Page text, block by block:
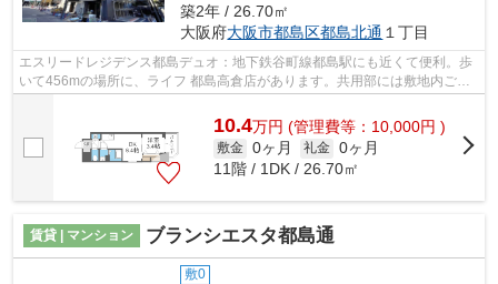
築2年 / 26.70㎡
大阪府大阪市都島区都島北通 １丁目
エスリードレジデンス都島デュオ：地下鉄谷町線都島駅にも近くて便利。歩
いて456mの場所に、ライフ 都島高倉店があります。共用部には敷地内ごみ
置き場・エレベータなど様々な設備やサ...
10.4万円 (管理費等：10,000円 )
敷金 0ヶ月 礼金 0ヶ月
11階 / 1DK / 26.70㎡
賃貸 | マンション ブランシエスタ都島通
敷0